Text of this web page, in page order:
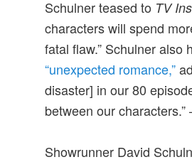
Schulner teased to TV
characters will spend
fatal flaw.” Schulner also
“unexpected romance,”
disaster] in our 80
between our characters.”
Showrunner David